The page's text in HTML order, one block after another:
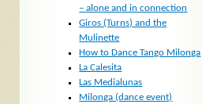
– alone and in connection
Giros (Turns) and the
Mulinette
How to Dance Tango Milonga
La Calesita
Las Medialunas
Milonga (dance event)